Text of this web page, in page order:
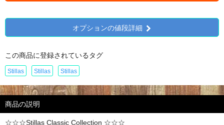
オプションの値段詳細
この商品に登録されているタグ
Stillas Stillas Stillas
商品の説明
☆☆☆Stillas Classic Collection ☆☆☆